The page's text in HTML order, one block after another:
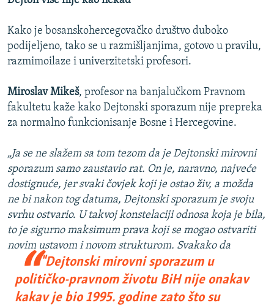
Kako je bosanskohercegovačko društvo duboko
podijeljeno, tako se u razmišljanjima, gotovo u pravilu,
razmimoilaze i univerzitetski profesori.
Miroslav Mikeš, profesor na banjalučkom Pravnom
fakultetu kaže kako Dejtonski sporazum nije prepreka
za normalno funkcionisanje Bosne i Hercegovine.
„Ja se ne slažem sa tom tezom da je Dejtonski mirovni
sporazum samo zaustavio rat. On je, naravno, najveće
dostignuće, jer svaki čovjek koji je ostao živ, a možda
ne bi nakon tog datuma, Dejtonski sporazum je svoju
svrhu ostvario. U takvoj konstelaciji odnosa koja je bila,
to je sigurno maksimum prava koji se mogao ostvariti
novim ustavom i novom strukturom.
"Dejtonski mirovni sporazum u
političko-pravnom životu BiH nije onakav
kakav je bio 1995. godine zato što su
Svakako da